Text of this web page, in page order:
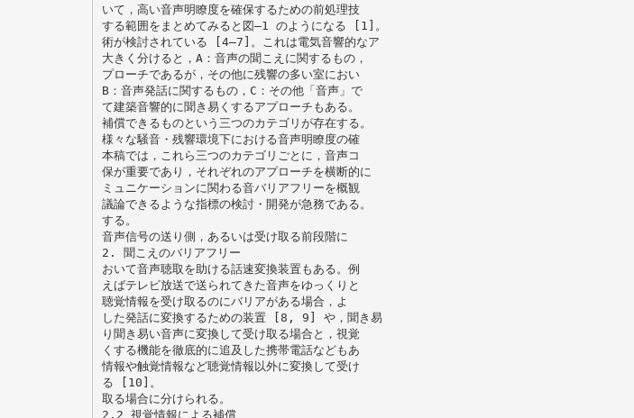
いて，高い音声明瞭度を確保するための前処理技
する範囲をまとめてみると図–1 のようになる [1]。
術が検討されている [4–7]。これは電気音響的なア
大きく分けると，A：音声の聞こえに関するもの，
プローチであるが，その他に残響の多い室におい
B：音声発話に関するもの，C：その他「音声」で
て建築音響的に聞き易くするアプローチもある。
補償できるものという三つのカテゴリが存在する。
様々な騒音・残響環境下における音声明瞭度の確
本稿では，これら三つのカテゴリごとに，音声コ
保が重要であり，それぞれのアプローチを横断的に
ミュニケーションに関わる音バリアフリーを概観
議論できるような指標の検討・開発が急務である。
する。
音声信号の送り側，あるいは受け取る前段階に
2. 聞こえのバリアフリー
おいて音声聴取を助ける話速変換装置もある。例
えばテレビ放送で送られてきた音声をゆっくりと
聴覚情報を受け取るのにバリアがある場合，よ
した発話に変換するための装置 [8, 9] や，聞き易
り聞き易い音声に変換して受け取る場合と，視覚
くする機能を徹底的に追及した携帯電話などもあ
情報や触覚情報など聴覚情報以外に変換して受け
る [10]。
取る場合に分けられる。
2.2 視覚情報による補償